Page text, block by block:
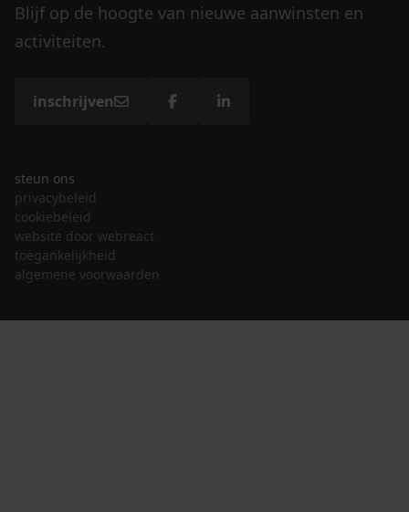
Blijf op de hoogte van nieuwe aanwinsten en
activiteiten.
inschrijven
steun ons
privacybeleid
cookiebeleid
website door webreact
toegankelijkheid
algemene voorwaarden